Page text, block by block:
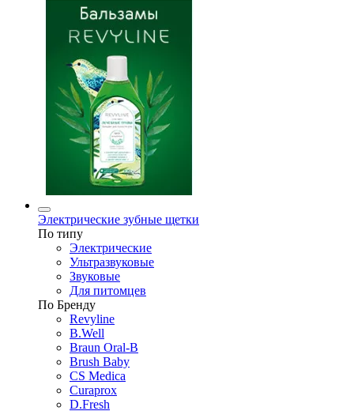
Электрические зубные щетки
По типу
Электрические
Ультразвуковые
Звуковые
Для питомцев
По Бренду
Revyline
B.Well
Braun Oral-B
Brush Baby
CS Medica
Curaprox
D.Fresh